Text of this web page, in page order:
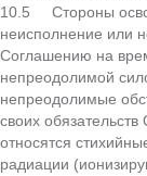
10.5 Стороны
неисполнение или
Соглашению на
непреодолимой
непреодолимые
своих
относятся
радиации